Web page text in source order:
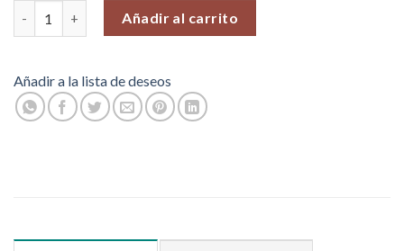
Cristal Cuarzo Espíritu, Pieza N°16 (60 gr) cantidad
Añadir al carrito
Añadir a la lista de deseos